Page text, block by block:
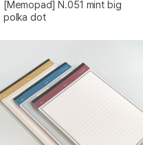
[Memopad] N.051 mint big
polka dot